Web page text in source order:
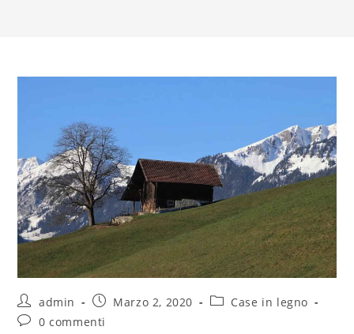
admin Marzo 2, 2020
Case in legno
0 commenti